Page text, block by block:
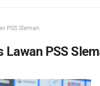
PSS Sleman
Lawan PSS